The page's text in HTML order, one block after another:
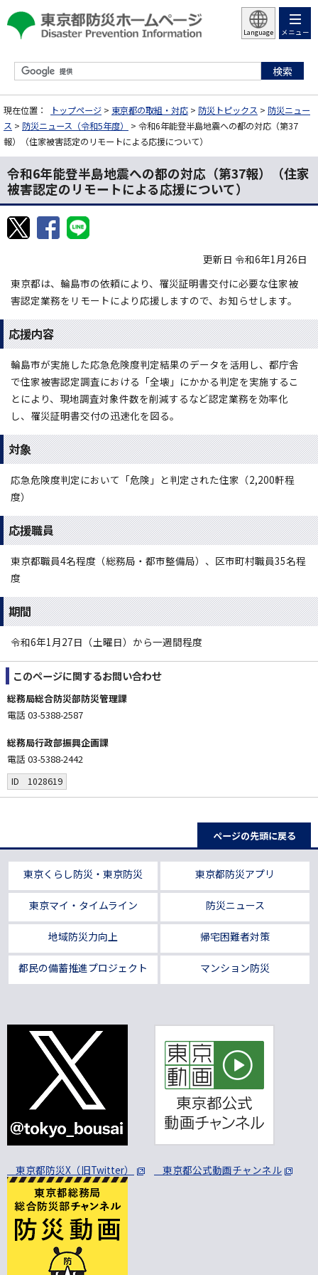
Language メニュー
現在位置： トップページ > 東京都の取組・対応 > 防災トピックス > 防災ニュー
ス > 防災ニュース（令和5年度）
> 令和6年能登半島地震への都の対応（第37
報）（住家被害認定のリモートによる応援について）
令和6年能登半島地震への都の対応（第37報）（住家
被害認定のリモートによる応援について）
更新日 令和6年1月26日
東京都は、輪島市の依頼により、罹災証明書交付に必要な住家被
害認定業務をリモートにより応援しますので、お知らせします。
応援内容
輪島市が実施した応急危険度判定結果のデータを活用し、都庁舎
で住家被害認定調査における「全壊」にかかる判定を実施するこ
とにより、現地調査対象件数を削減するなど認定業務を効率化
し、罹災証明書交付の迅速化を図る。
対象
応急危険度判定において「危険」と判定された住家（2,200軒程
度）
応援職員
東京都職員4名程度（総務局・都市整備局）、区市町村職員35名程
度
期間
令和6年1月27日（土曜日）から一週間程度
このページに関するお問い合わせ
総務局総合防災部防災管理課
電話 03-5388-2587
総務局行政部振興企画課
電話 03-5388-2442
ID 1028619
ページの先頭に戻る
東京くらし防災・東京防災 東京都防災アプリ
東京マイ・タイムライン 防災ニュース
地域防災力向上 帰宅困難者対策
都民の備蓄推進プロジェクト マンション防災
東京都防災X（旧Twitter） 東京都公式動画チャンネル